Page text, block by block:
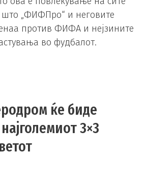
„ФИФПро“ и неговите
против ФИФА и нејзините
во фудбалот.
ќе биде
3×3